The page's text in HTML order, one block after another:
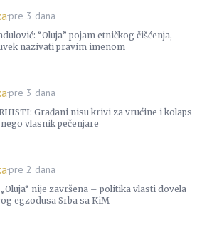
pre 3 dana
“Oluja” pojam etničkog čišćenja,
nazivati pravim imenom
pre 3 dana
Građani nisu krivi za vrućine i kolaps
nego vlasnik pečenjare
pre 2 dana
„Oluja“ nije završena – politika vlasti dovela
egzodusa Srba sa KiM